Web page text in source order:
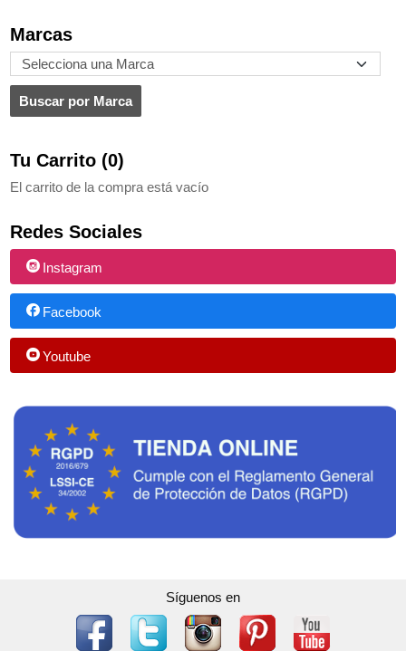
Marcas
Tu Carrito (0)
El carrito de la compra está vacío
Redes Sociales
Instagram
Facebook
Youtube
Síguenos en